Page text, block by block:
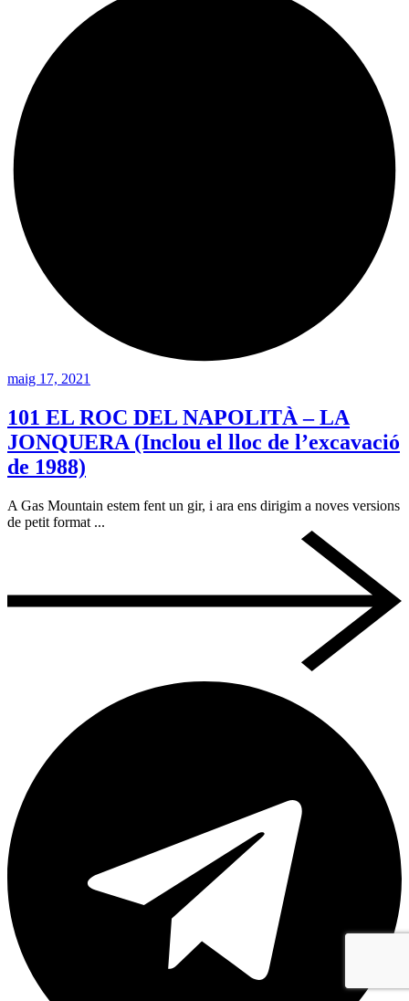
maig 17, 2021
101 EL ROC DEL NAPOLITÀ – LA
JONQUERA (Inclou el lloc de l’excavació
de 1988)
A Gas Mountain estem fent un gir, i ara ens dirigim a noves versions
de petit format ...